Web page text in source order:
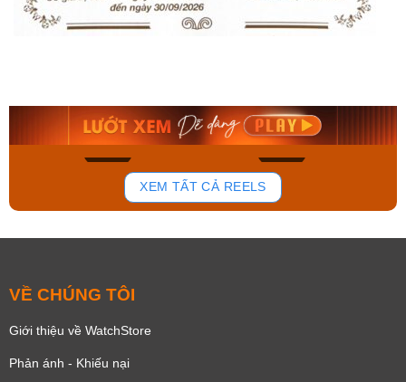
194
Mua ngay Mua ngay
XEM TẤT CẢ REELS
VỀ CHÚNG TÔI
Giới thiệu về WatchStore
Phản ánh - Khiếu nại